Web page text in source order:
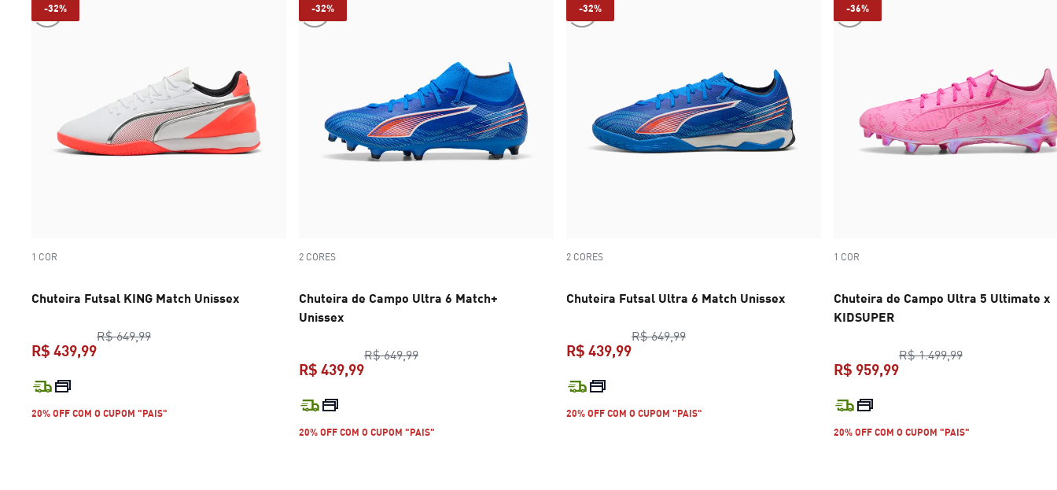
-32%
1 COR
Chuteira Futsal KING Match Unissex
R$ 649,99preço original R$ 649,99
R$ 439,99
20% OFF COM O CUPOM "PAIS"
-32%
2 CORES
Chuteira de Campo Ultra 6 Match+
Unissex
R$ 649,99preço original R$ 649,99
R$ 439,99
20% OFF COM O CUPOM "PAIS"
-32%
2 CORES
Chuteira Futsal Ultra 6 Match Unissex
R$ 649,99preço original R$ 649,99
R$ 439,99
20% OFF COM O CUPOM "PAIS"
-36%
1 COR
Chuteira de Campo Ultra 5 Ultimate x
KIDSUPER
R$ 1.499,99preço original
R$ 959,99
20% OFF COM O CUPOM "PAIS"